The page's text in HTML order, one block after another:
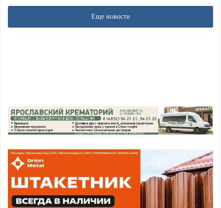
Еще новости